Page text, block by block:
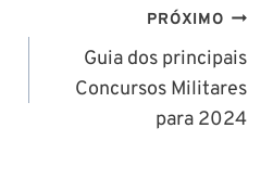
PRÓXIMO
Guia dos principais
Concursos Militares
para 2024